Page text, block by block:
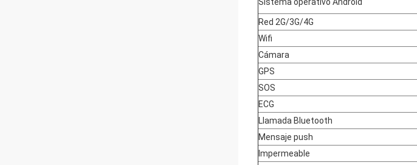
Red 2G/3G/4G
Wifi
Cámara
GPS
SOS
ECG
Llamada Bluetooth
Mensaje push
Impermeable